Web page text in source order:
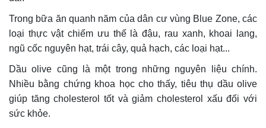
Trong bữa ăn quanh năm của dân cư vùng Blue Zone, các
loại thực vật chiếm ưu thế là đậu, rau xanh, khoai lang,
ngũ cốc nguyên hạt, trái cây, quả hạch, các loại hạt...
Dầu olive cũng là một trong những nguyên liệu chính.
Nhiều bằng chứng khoa học cho thấy, tiêu thụ dầu olive
giúp tăng cholesterol tốt và giảm cholesterol xấu đối với
sức khỏe.